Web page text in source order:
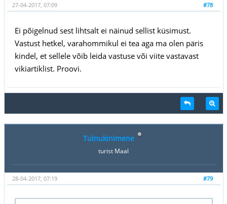
#78
27-04-2017, 07:09
Ei põigelnud sest lihtsalt ei näinud sellist küsimust.
Vastust hetkel, varahommikul ei tea aga ma olen päris
kindel, et sellele võib leida vastuse või viite vastavast
vikiartiklist. Proovi.
Tulnukinimene
turist Maal
#79
28-04-2017, 07:19